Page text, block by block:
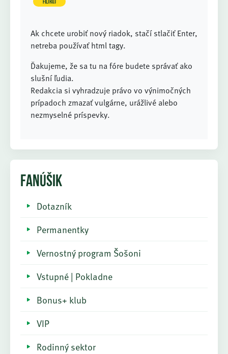
Ak chcete urobiť nový riadok, stačí stlačiť Enter,
netreba používať html tagy.
Ďakujeme, že sa tu na fóre budete správať ako
slušní ľudia.
Redakcia si vyhradzuje právo vo výnimočných
prípadoch zmazať vulgárne, urážlivé alebo
nezmyselné príspevky.
FANÚŠIK
Dotazník
Permanentky
Vernostný program Šošoni
Vstupné | Pokladne
Bonus+ klub
VIP
Rodinný sektor